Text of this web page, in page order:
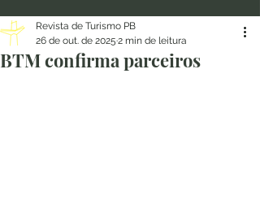
BTM confirma parceiros
Revista de Turismo PB
26 de out. de 2025 2 min de leitura